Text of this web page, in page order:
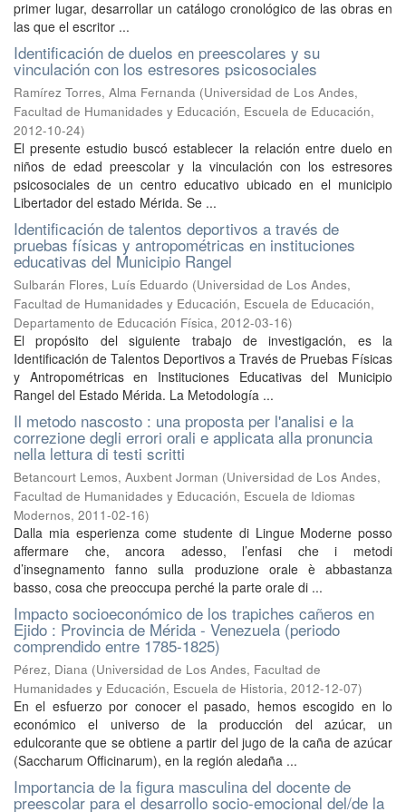
primer lugar, desarrollar un catálogo cronológico de las obras en
las que el escritor ...
Identificación de duelos en preescolares y su
vinculación con los estresores psicosociales
Ramírez Torres, Alma Fernanda (Universidad de Los Andes,
Facultad de Humanidades y Educación, Escuela de Educación,
2012-10-24)
El presente estudio buscó establecer la relación entre duelo en
niños de edad preescolar y la vinculación con los estresores
psicosociales de un centro educativo ubicado en el municipio
Libertador del estado Mérida. Se ...
Identificación de talentos deportivos a través de
pruebas físicas y antropométricas en instituciones
educativas del Municipio Rangel
Sulbarán Flores, Luís Eduardo (Universidad de Los Andes,
Facultad de Humanidades y Educación, Escuela de Educación,
Departamento de Educación Física, 2012-03-16)
El propósito del siguiente trabajo de investigación, es la
Identificación de Talentos Deportivos a Través de Pruebas Físicas
y Antropométricas en Instituciones Educativas del Municipio
Rangel del Estado Mérida. La Metodología ...
Il metodo nascosto : una proposta per l'analisi e la
correzione degli errori orali e applicata alla pronuncia
nella lettura di testi scritti
Betancourt Lemos, Auxbent Jorman (Universidad de Los Andes,
Facultad de Humanidades y Educación, Escuela de Idiomas
Modernos, 2011-02-16)
Dalla mia esperienza come studente di Lingue Moderne posso
affermare che, ancora adesso, l’enfasi che i metodi
d’insegnamento fanno sulla produzione orale è abbastanza
basso, cosa che preoccupa perché la parte orale di ...
Impacto socioeconómico de los trapiches cañeros en
Ejido : Provincia de Mérida - Venezuela (periodo
comprendido entre 1785-1825)
Pérez, Diana (Universidad de Los Andes, Facultad de
Humanidades y Educación, Escuela de Historia, 2012-12-07)
En el esfuerzo por conocer el pasado, hemos escogido en lo
económico el universo de la producción del azúcar, un
edulcorante que se obtiene a partir del jugo de la caña de azúcar
(Saccharum Officinarum), en la región aledaña ...
Importancia de la figura masculina del docente de
preescolar para el desarrollo socio-emocional del/de la